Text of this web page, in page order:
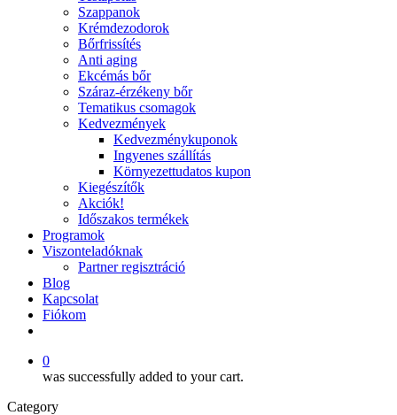
Szappanok
Krémdezodorok
Bőrfrissítés
Anti aging
Ekcémás bőr
Száraz-érzékeny bőr
Tematikus csomagok
Kedvezmények
Kedvezménykuponok
Ingyenes szállítás
Környezettudatos kupon
Kiegészítők
Akciók!
Időszakos termékek
Programok
Viszonteladóknak
Partner regisztráció
Blog
Kapcsolat
Fiókom
0
was successfully added to your cart.
Category